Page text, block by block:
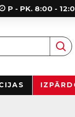
P - PK. 8:00 -